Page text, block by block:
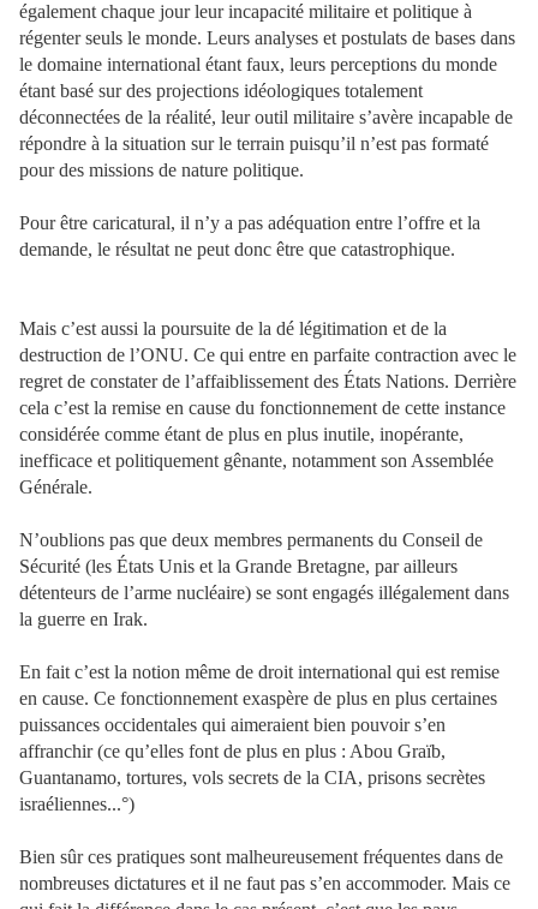
également chaque jour leur incapacité militaire et politique à
régenter seuls le monde. Leurs analyses et postulats de bases dans
le domaine international étant faux, leurs perceptions du monde
étant basé sur des projections idéologiques totalement
déconnectées de la réalité, leur outil militaire s’avère incapable de
répondre à la situation sur le terrain puisqu’il n’est pas formaté
pour des missions de nature politique.
Pour être caricatural, il n’y a pas adéquation entre l’offre et la
demande, le résultat ne peut donc être que catastrophique.
Mais c’est aussi la poursuite de la dé légitimation et de la
destruction de l’ONU. Ce qui entre en parfaite contraction avec le
regret de constater de l’affaiblissement des États Nations. Derrière
cela c’est la remise en cause du fonctionnement de cette instance
considérée comme étant de plus en plus inutile, inopérante,
inefficace et politiquement gênante, notamment son Assemblée
Générale.
N’oublions pas que deux membres permanents du Conseil de
Sécurité (les États Unis et la Grande Bretagne, par ailleurs
détenteurs de l’arme nucléaire) se sont engagés illégalement dans
la guerre en Irak.
En fait c’est la notion même de droit international qui est remise
en cause. Ce fonctionnement exaspère de plus en plus certaines
puissances occidentales qui aimeraient bien pouvoir s’en
affranchir (ce qu’elles font de plus en plus : Abou Graïb,
Guantanamo, tortures, vols secrets de la CIA, prisons secrètes
israéliennes...°)
Bien sûr ces pratiques sont malheureusement fréquentes dans de
nombreuses dictatures et il ne faut pas s’en accommoder. Mais ce